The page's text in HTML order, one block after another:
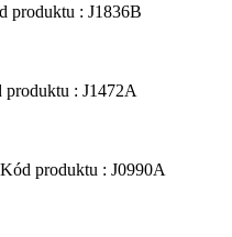
produktu : J1836B
produktu : J1472A
Kód produktu : J0990A